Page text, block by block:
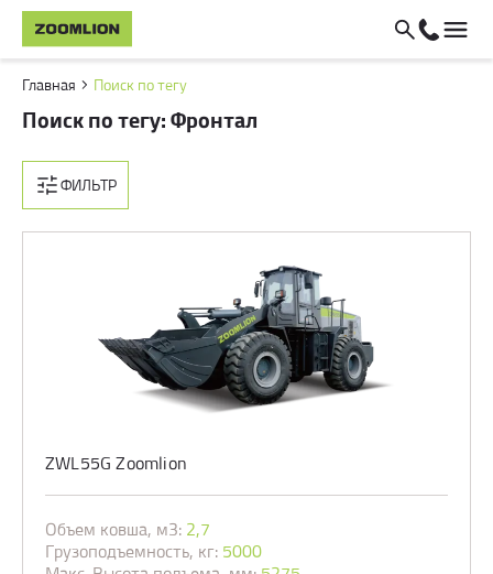
Главная Поиск по тегу
Поиск по тегу: Фронтал
ФИЛЬТР
ZWL55G Zoomlion
Объем ковша, м3: 2,7
Грузоподъемность, кг: 5000